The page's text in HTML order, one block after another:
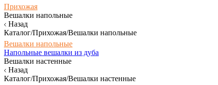
Прихожая
Вешалки напольные
Назад
Каталог/Прихожая/Вешалки напольные
Вешалки напольные
Напольные вешалки из дуба
Вешалки настенные
Назад
Каталог/Прихожая/Вешалки настенные